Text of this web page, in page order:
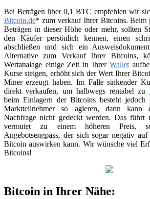
Bei Beträgen über 0,1 BTC empfehlen wir
Bitcoin.de* zum verkauf Ihrer Bitcoins. Beim
Beträgen in dieser Höhe oder mehr, sollten
den Käufer persönlich kennen, einen
abschließen und sich ein
Alternative zum Verkauf Ihrer Bitcoins,
Wertanalage einige Zeit in IhrerWallet
Kurse steigen, erhöht sich der Wert Ihrer
Miner erzeugt haben. Im Falle sinkender
direkt verkaufen, um halbwegs rentabel zu
beim Einlagern der Bitcoins besteht jedoch
Marktteilnehmer so agieren, dann kann
Nachfrage nicht gedeckt werden. Das führt
vermutet zu einem höheren Preis,
Angebotsengpass, der sich sogar negativ auf
Bitcoin auswirken kann. Wir wünsche viel
Bitcoins!
Bitcoin in Ihrer Nähe: